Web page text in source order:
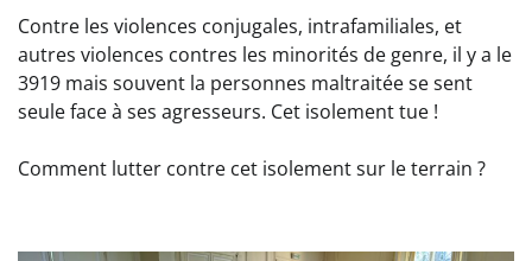
Contre les violences conjugales, intrafamiliales, et
autres violences contres les minorités de genre, il y a le
3919 mais souvent la personnes maltraitée se sent
seule face à ses agresseurs. Cet isolement tue !
Comment lutter contre cet isolement sur le terrain ?